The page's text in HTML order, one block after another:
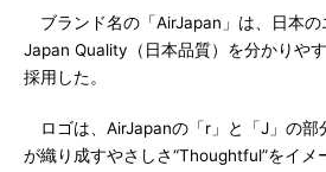
ブランド名の「AirJapan」は、日本の
Japan Quality（日本品質）を分かりや
採用した。
ロゴは、AirJapanの「r」と「J」の部
が織り成すやさしさ“Thoughtful”をイメ